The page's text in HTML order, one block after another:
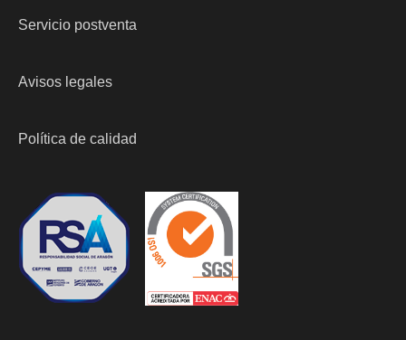
Servicio postventa
Avisos legales
Política de calidad